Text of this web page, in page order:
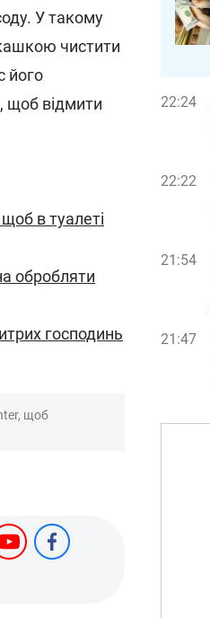
У такому
кашкою чистити
його
щоб відмити
в туалеті
обробляти
господинь
щоб
22:24
22:22
21:54
21:47